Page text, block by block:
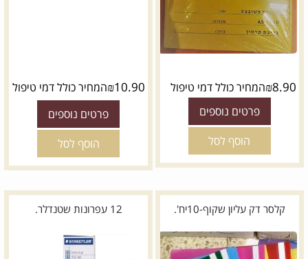
₪8.90 המחיר כולל דמי טיפול
פרטים נוספים
הוסף לסל
₪10.90 המחיר כולל דמי טיפול
פרטים נוספים
הוסף לסל
קלסר דק עליון שקוף-10יח'. 12 עפרונות שטנדלר.